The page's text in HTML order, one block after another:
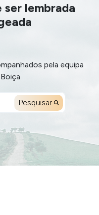
ser lembrada
pela equipa
Pesquisar